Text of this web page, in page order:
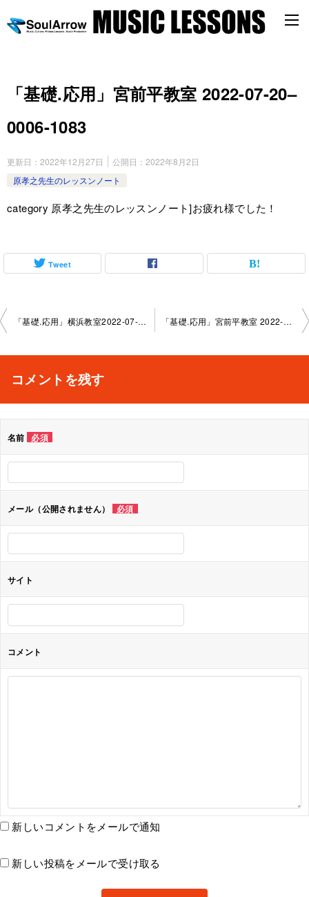
「基礎.応用」宮前平教室 2022-07-20–
0006-1083
更新日： 2022年12月27日 公開日： 2022年8月2日
原孝之先生のレッスンノート
category 原孝之先生のレッスンノート]お疲れ様でした！
Tweet
投
ビ
シ
ョ
ン
「基礎.応用」横浜教室2022-07-0 4–0006-1083 「基礎.応用」宮前平教室 2022-07-27–0006-1083
コメントを残す
名前 必須
メール（公開されません） 必須
サイト
コメント
新しいコメントをメールで通知
新しい投稿をメールで受け取る